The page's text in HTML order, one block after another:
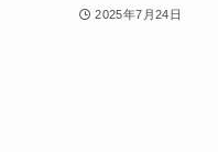
2025年7月24日